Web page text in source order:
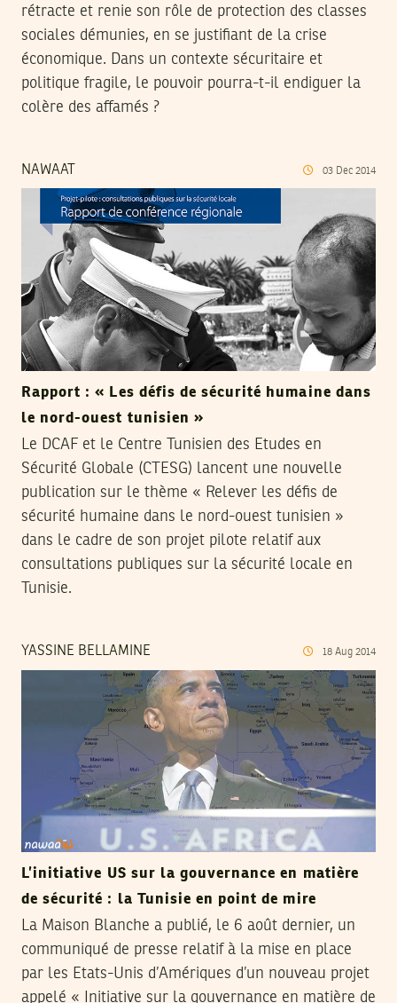
rétracte et renie son rôle de protection des classes
sociales démunies, en se justifiant de la crise
économique. Dans un contexte sécuritaire et
politique fragile, le pouvoir pourra-t-il endiguer la
colère des affamés ?
NAWAAT 03 Dec 2014
Rapport : « Les défis de sécurité humaine dans
le nord-ouest tunisien »
Le DCAF et le Centre Tunisien des Etudes en
Sécurité Globale (CTESG) lancent une nouvelle
publication sur le thème « Relever les défis de
sécurité humaine dans le nord-ouest tunisien »
dans le cadre de son projet pilote relatif aux
consultations publiques sur la sécurité locale en
Tunisie.
YASSINE BELLAMINE 18 Aug 2014
L’initiative US sur la gouvernance en matière
de sécurité : la Tunisie en point de mire
La Maison Blanche a publié, le 6 août dernier, un
communiqué de presse relatif à la mise en place
par les Etats-Unis d’Amériques d’un nouveau projet
appelé « Initiative sur la gouvernance en matière de